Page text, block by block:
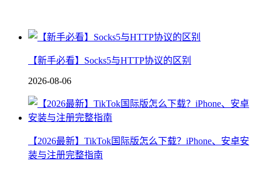
【新手必看】Socks5与HTTP协议的区别
2026-08-06
【2026最新】TikTok国际版怎么下载？iPhone、安卓安
装与注册完整指南